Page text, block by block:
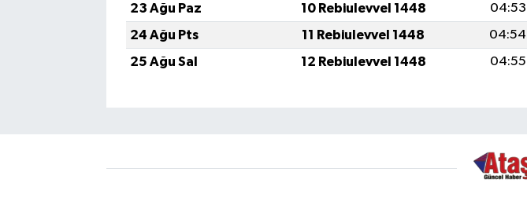
23 Ağu Paz
10 Rebiulevvel 1448 04:53
24 Ağu Pts
11 Rebiulevvel 1448 04:54
25 Ağu Sal
12 Rebiulevvel 1448 04:55